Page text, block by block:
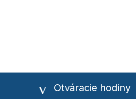
Otváracie hodiny